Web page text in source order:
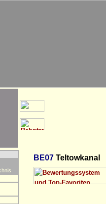
BE07 Teltowkanal